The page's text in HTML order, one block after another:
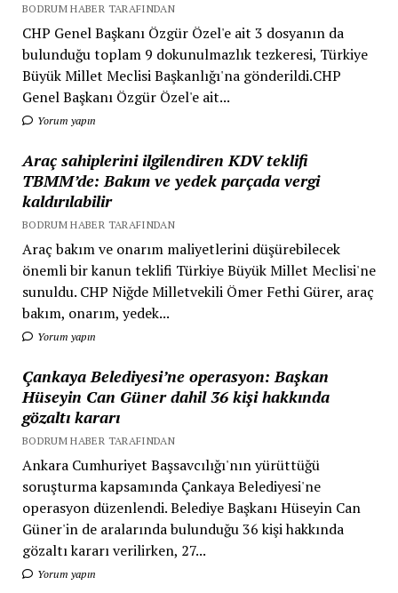
BODRUM HABER TARAFINDAN
CHP Genel Başkanı Özgür Özel'e ait 3 dosyanın da
bulunduğu toplam 9 dokunulmazlık tezkeresi, Türkiye
Büyük Millet Meclisi Başkanlığı'na gönderildi.CHP
Genel Başkanı Özgür Özel'e ait...
Yorum yapın
Araç sahiplerini ilgilendiren KDV teklifi
TBMM’de: Bakım ve yedek parçada vergi
kaldırılabilir
BODRUM HABER TARAFINDAN
Araç bakım ve onarım maliyetlerini düşürebilecek
önemli bir kanun teklifi Türkiye Büyük Millet Meclisi'ne
sunuldu. CHP Niğde Milletvekili Ömer Fethi Gürer, araç
bakım, onarım, yedek...
Yorum yapın
Çankaya Belediyesi’ne operasyon: Başkan
Hüseyin Can Güner dahil 36 kişi hakkında
gözaltı kararı
BODRUM HABER TARAFINDAN
Ankara Cumhuriyet Başsavcılığı'nın yürüttüğü
soruşturma kapsamında Çankaya Belediyesi'ne
operasyon düzenlendi. Belediye Başkanı Hüseyin Can
Güner'in de aralarında bulunduğu 36 kişi hakkında
gözaltı kararı verilirken, 27...
Yorum yapın